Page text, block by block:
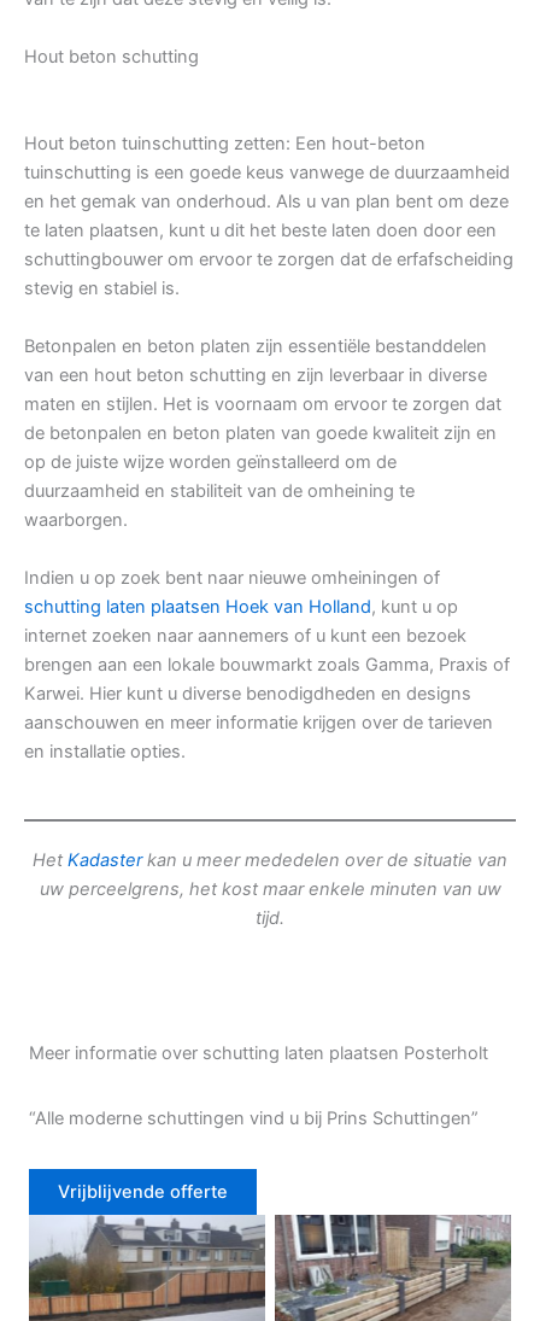
Hout beton schutting
Hout beton tuinschutting zetten: Een hout-beton
tuinschutting is een goede keus vanwege de duurzaamheid
en het gemak van onderhoud. Als u van plan bent om deze
te laten plaatsen, kunt u dit het beste laten doen door een
schuttingbouwer om ervoor te zorgen dat de erfafscheiding
stevig en stabiel is.
Betonpalen en beton platen zijn essentiële bestanddelen
van een hout beton schutting en zijn leverbaar in diverse
maten en stijlen. Het is voornaam om ervoor te zorgen dat
de betonpalen en beton platen van goede kwaliteit zijn en
op de juiste wijze worden geïnstalleerd om de
duurzaamheid en stabiliteit van de omheining te
waarborgen.
Indien u op zoek bent naar nieuwe omheiningen of
schutting laten plaatsen Hoek van Holland, kunt u op
internet zoeken naar aannemers of u kunt een bezoek
brengen aan een lokale bouwmarkt zoals Gamma, Praxis of
Karwei. Hier kunt u diverse benodigdheden en designs
aanschouwen en meer informatie krijgen over de tarieven
en installatie opties.
Het Kadasterkan u meer mededelen over de situatie van
uw perceelgrens, het kost maar enkele minuten van uw
tijd.
Meer informatie over schutting laten plaatsen Posterholt
“Alle moderne schuttingen vind u bij Prins Schuttingen”
Vrijblijvende offerte
Douglas schutting Tuinhek voortuin